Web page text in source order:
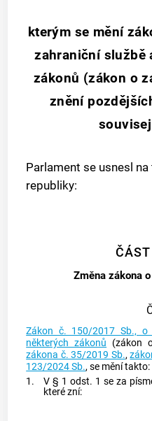
kterým se mění
zahraniční službě
zákonů (zákon o
znění
Parlament se usnesl
republiky:
Změna zákona
Zákon č. 150/2017 Sb., o
některých zákonů (zákon
zákona č. 35/2019 Sb.,
123/2024 Sb., se mění takto:
1.
V § 1 odst. 1 se za
které zní: